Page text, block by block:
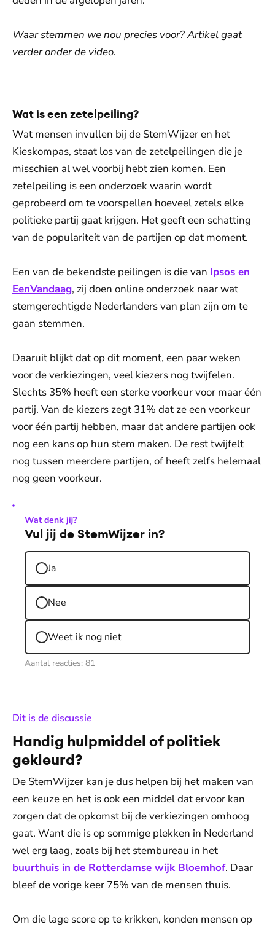
Waar stemmen we nou precies voor? Artikel gaat
verder onder de video.
Wat is een zetelpeiling?
Wat mensen invullen bij de StemWijzer en het
Kieskompas, staat los van de zetelpeilingen die je
misschien al wel voorbij hebt zien komen. Een
zetelpeiling is een onderzoek waarin wordt
geprobeerd om te voorspellen hoeveel zetels elke
politieke partij gaat krijgen. Het geeft een schatting
van de populariteit van de partijen op dat moment.
Een van de bekendste peilingen is die van Ipsos en
EenVandaag, zij doen online onderzoek naar wat
stemgerechtigde Nederlanders van plan zijn om te
gaan stemmen.
Daaruit blijkt dat op dit moment, een paar weken
voor de verkiezingen, veel kiezers nog twijfelen.
Slechts 35% heeft een sterke voorkeur voor maar één
partij. Van de kiezers zegt 31% dat ze een voorkeur
voor één partij hebben, maar dat andere partijen ook
nog een kans op hun stem maken. De rest twijfelt
nog tussen meerdere partijen, of heeft zelfs helemaal
nog geen voorkeur.
Wat denk jij?
Vul jij de StemWijzer in?
Ja
Nee
Weet ik nog niet
Aantal reacties: 81
Dit is de discussie
Handig hulpmiddel of politiek
gekleurd?
De StemWijzer kan je dus helpen bij het maken van
een keuze en het is ook een middel dat ervoor kan
zorgen dat de opkomst bij de verkiezingen omhoog
gaat. Want die is op sommige plekken in Nederland
wel erg laag, zoals bij het stembureau in het
buurthuis in de Rotterdamse wijk Bloemhof. Daar
bleef de vorige keer 75% van de mensen thuis.
Om die lage score op te krikken, konden mensen op